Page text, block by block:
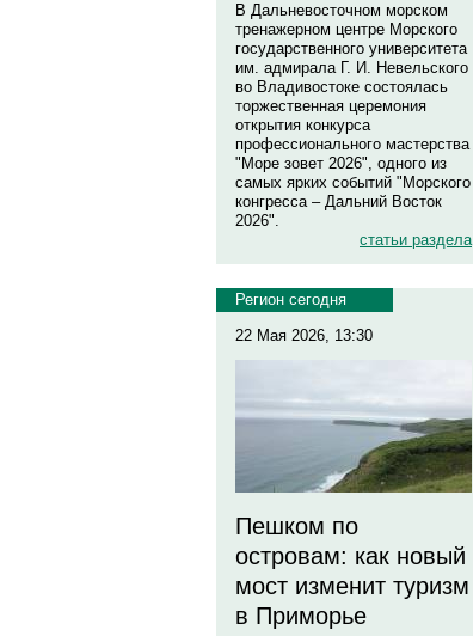
В Дальневосточном морском
тренажерном центре Морского
государственного университета
им. адмирала Г. И. Невельского
во Владивостоке состоялась
торжественная церемония
открытия конкурса
профессионального мастерства
"Море зовет 2026", одного из
самых ярких событий "Морского
конгресса – Дальний Восток
2026".
статьи раздела
Регион сегодня
22 Мая 2026, 13:30
Пешком по
островам: как новый
мост изменит туризм
в Приморье